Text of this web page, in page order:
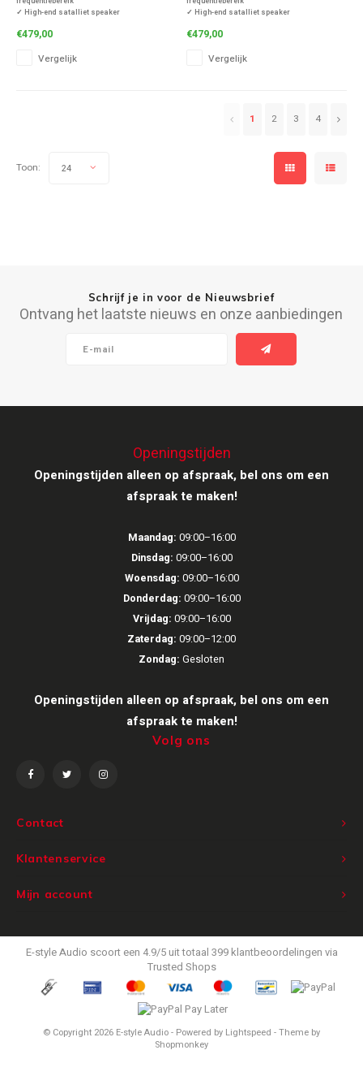
✓ High-end satalliet speaker
✓ Frequentiebereik van 80Hz tot 22Khz
✓ Produceert een levendig, kristalhelder 3D-
€479,00
Vergelijk
✓ High-end satalliet speaker
✓ Frequentiebereik van 80Hz tot 22Khz
✓ Produceert een levendig, kristalhelder 3D-
€479,00
Vergelijk
1 2 3 4
Toon: 24
Schrijf je in voor de Nieuwsbrief
Ontvang het laatste nieuws en onze aanbiedingen
Contact
Openingstijden
Openingstijden alleen op afspraak, bel ons om een
afspraak te maken!
Maandag: 09:00–16:00
Dinsdag: 09:00–16:00
Woensdag: 09:00–16:00
Donderdag: 09:00–16:00
Vrijdag: 09:00–16:00
Zaterdag: 09:00–12:00
Zondag: Gesloten
Openingstijden alleen op afspraak, bel ons om een
afspraak te maken!
Volg ons
Klantenservice
Mijn account
© Copyright 2026 E-style Audio - Powered by Lightspeed - Theme by
Shopmonkey
E-style Audio scoort een 4.9/5uit totaal 399 klantbeoordelingen via
Trusted Shops